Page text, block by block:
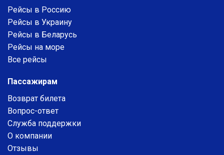
Рейсы в Россию
Рейсы в Украину
Рейсы в Беларусь
Рейсы на море
Все рейсы
Пассажирам
Возврат билета
Вопрос-ответ
Служба поддержки
О компании
Отзывы